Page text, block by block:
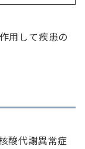
用して疾患の
酸代謝異常症